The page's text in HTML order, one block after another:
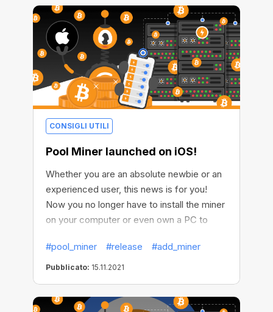
CONSIGLI UTILI
Pool Miner launched on iOS!
Whether you are an absolute newbie or an
experienced user, this news is for you!
Now you no longer have to install the miner
on your computer or even own a PC to
launched the Pool Miner feature on iOS!
#pool_miner #release #add_miner
Pubblicato: 15.11.2021